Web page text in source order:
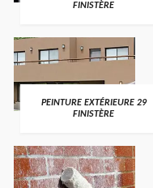
FINISTÈRE
PEINTURE EXTÉRIEURE 29
FINISTÈRE